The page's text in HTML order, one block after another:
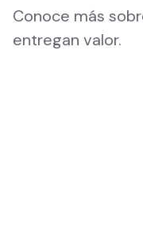
Conoce más
entregan valor.